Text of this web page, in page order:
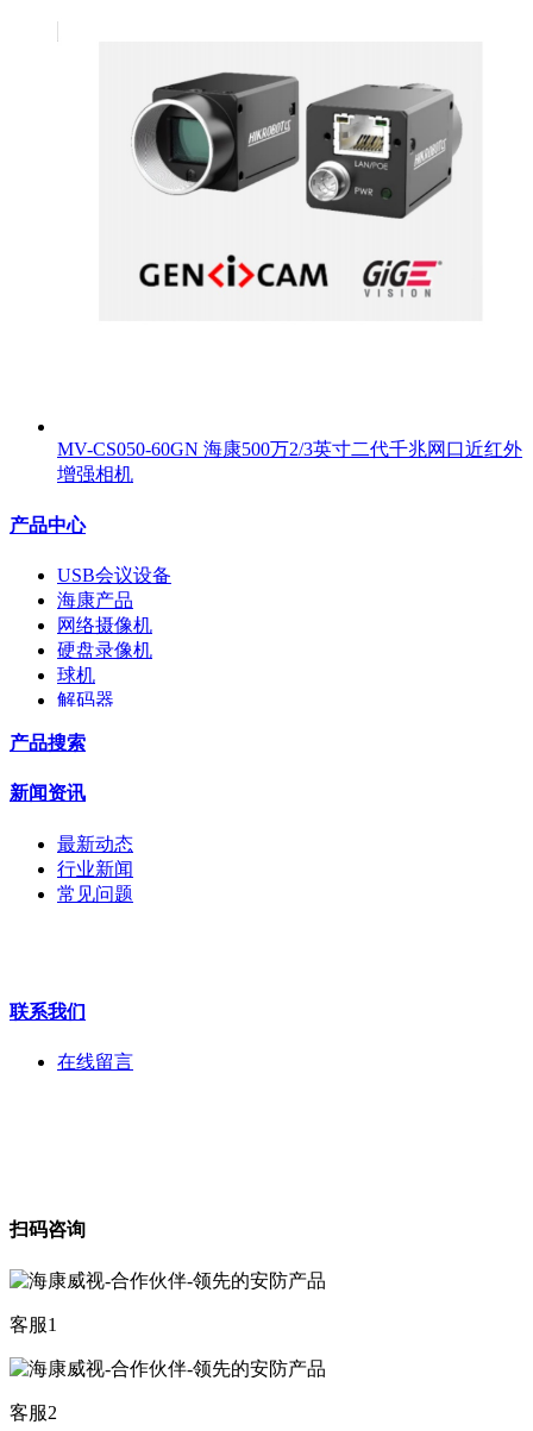
MV-CS050-60GN 海康500万2/3英寸二代千兆网口近红外
增强相机
产品中心
USB会议设备
海康产品
网络摄像机
硬盘录像机
球机
解码器
配件
拼接屏
安检门
工程宝
海康机器人
产品搜索
新闻资讯
最新动态
行业新闻
常见问题
联系我们
在线留言
扫码咨询
客服1
客服2